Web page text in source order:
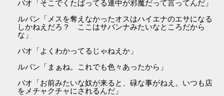
バオ「そこでくたばってる連中が邪魔だって言ってんだ」
ルパン「メスを奪えなかったオスはハイエナのエサになる
しかねえだろ？ ここはサバンナみたいなところだから
な」
バオ「よくわかってるじゃねえか」
ルパン「まぁね。これでも色々あったから」
バオ「お前みたいな奴が来ると、碌な事がねえ。いつも店
をメチャクチャにされるんだ」